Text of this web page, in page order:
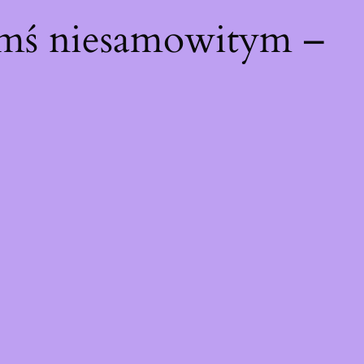
niesamowitym –